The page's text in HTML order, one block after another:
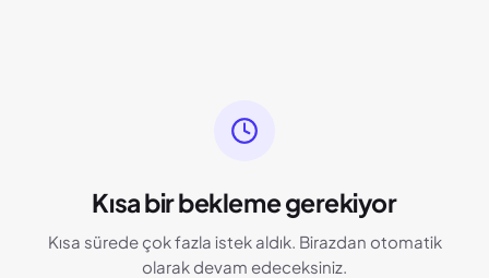
Kısa bir bekleme gerekiyor
Kısa sürede çok fazla istek aldık. Birazdan otomatik
olarak devam edeceksiniz.